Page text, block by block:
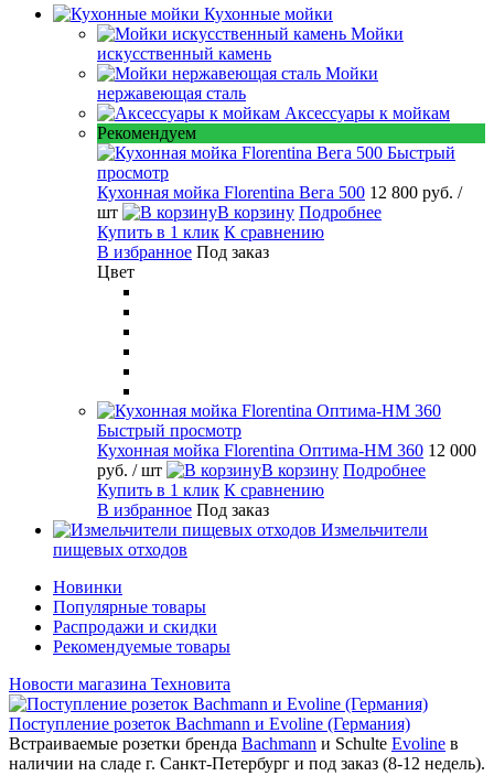
Кухонные мойки
Мойки
искусственный камень
Мойки
нержавеющая сталь
Аксессуары к мойкам
Рекомендуем
Быстрый
просмотр
Кухонная мойка Florentina Вега 500 12 800 руб. /
шт
В корзину Подробнее
Купить в 1 клик К сравнению
В избранное Под заказ
Цвет
Быстрый просмотр
Кухонная мойка Florentina Оптима-HM 360 12 000
руб. / шт В корзину Подробнее
Купить в 1 клик К сравнению
В избранное Под заказ
Измельчители
пищевых отходов
Новинки
Популярные товары
Распродажи и скидки
Рекомендуемые товары
Новости магазина Техновита
Поступление розеток Bachmann и Evoline (Германия)
Встраиваемые розетки бренда Bachmann и Schulte Evoline в
наличии на сладе г. Санкт-Петербург и под заказ (8-12 недель).